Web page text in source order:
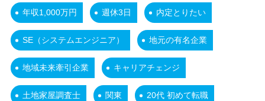
年収1,000万円 週休3日 内定とりたい
SE（システムエンジニア） 地元の有名企業
地域未来牽引企業 キャリアチェンジ
土地家屋調査士 関東 20代 初めて転職